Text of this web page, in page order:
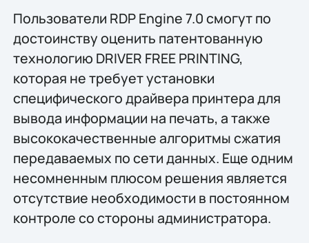
Пользователи RDP Engine 7.0 смогут по
достоинству оценить патентованную
технологию DRIVER FREE PRINTING,
которая не требует установки
специфического драйвера принтера для
вывода информации на печать, а также
высококачественные алгоритмы сжатия
передаваемых по сети данных. Еще одним
несомненным плюсом решения является
отсутствие необходимости в постоянном
контроле со стороны администратора.